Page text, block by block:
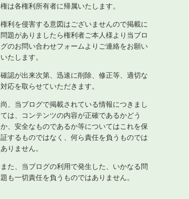
権は各権利所有者に帰属いたします。
権利を侵害する意図はございませんので掲載に
問題がありましたら権利者ご本人様より当ブロ
グのお問い合わせフォームよりご連絡をお願い
いたします。
確認が出来次第、迅速に削除、修正等、適切な
対応を取らせていただきます。
尚、当ブログで掲載されている情報につきまし
ては、コンテンツの内容が正確であるかどう
か、安全なものであるか等についてはこれを保
証するものではなく、何ら責任を負うものでは
ありません。
また、当ブログの利用で発生した、いかなる問
題も一切責任を負うものではありません。